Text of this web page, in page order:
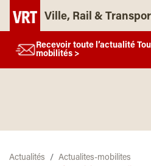
Ville, Rail &
Recevoir toute l’actualité
mobilités >
Actualités
Actualites-mobilites